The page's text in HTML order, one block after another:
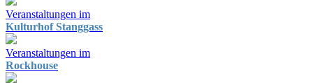
Veranstaltungen im
Kulturhof Stanggass
Veranstaltungen im
Rockhouse